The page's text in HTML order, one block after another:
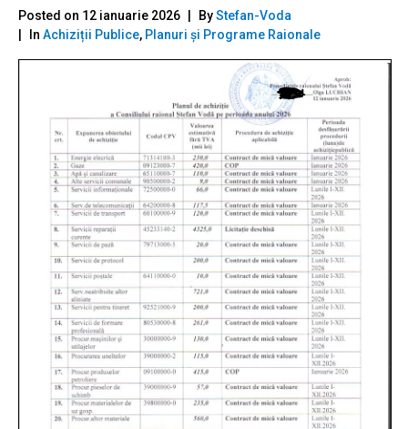
Posted on 12 ianuarie 2026 ByStefan-Voda
In Achiziții Publice, Planuri și Programe Raionale